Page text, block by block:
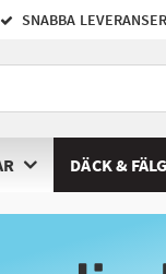
SNABBA LEVERANSER
DÄCK & FÄLG